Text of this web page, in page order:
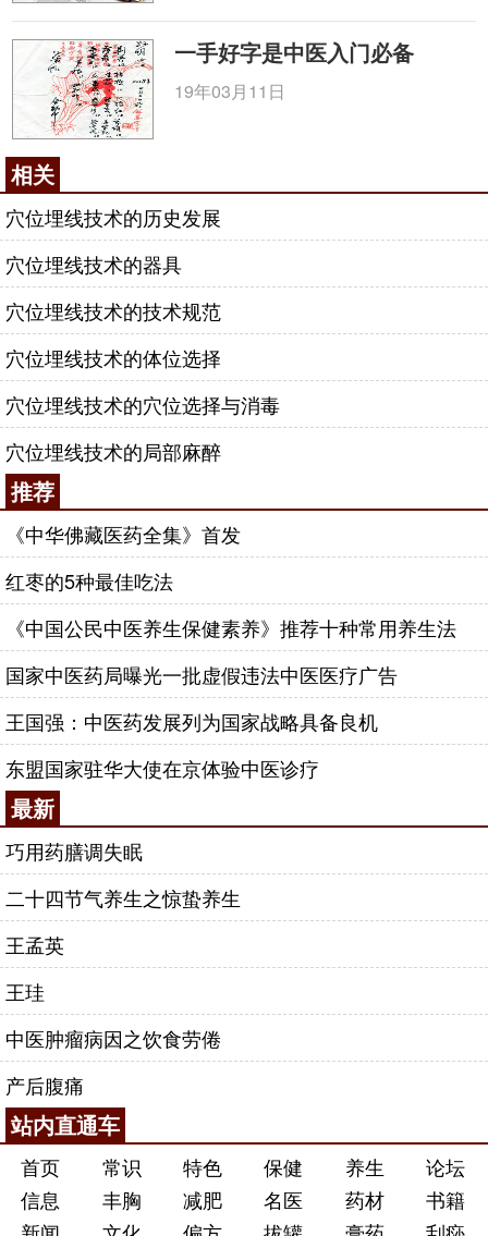
一手好字是中医入门必备
19年03月11日
相关
穴位埋线技术的历史发展
穴位埋线技术的器具
穴位埋线技术的技术规范
穴位埋线技术的体位选择
穴位埋线技术的穴位选择与消毒
穴位埋线技术的局部麻醉
推荐
《中华佛藏医药全集》首发
红枣的5种最佳吃法
《中国公民中医养生保健素养》推荐十种常用养生法
国家中医药局曝光一批虚假违法中医医疗广告
王国强：中医药发展列为国家战略具备良机
东盟国家驻华大使在京体验中医诊疗
最新
巧用药膳调失眠
二十四节气养生之惊蛰养生
王孟英
王珪
中医肿瘤病因之饮食劳倦
产后腹痛
站内直通车
首页 常识 特色 保健 养生
论坛
信息
丰胸 减肥 名医 药材
书籍